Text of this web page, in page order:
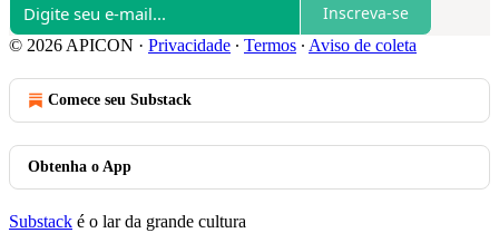
Inscreva-se
© 2026 APICON · Privacidade ∙ Termos ∙ Aviso de coleta
Comece seu Substack
Obtenha o App
Substack é o lar da grande cultura